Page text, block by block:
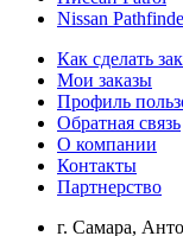
Nissan
Как сделать
Мои заказы
Профиль
Обратная связь
О компании
Контакты
Партнерство
г. Самара,